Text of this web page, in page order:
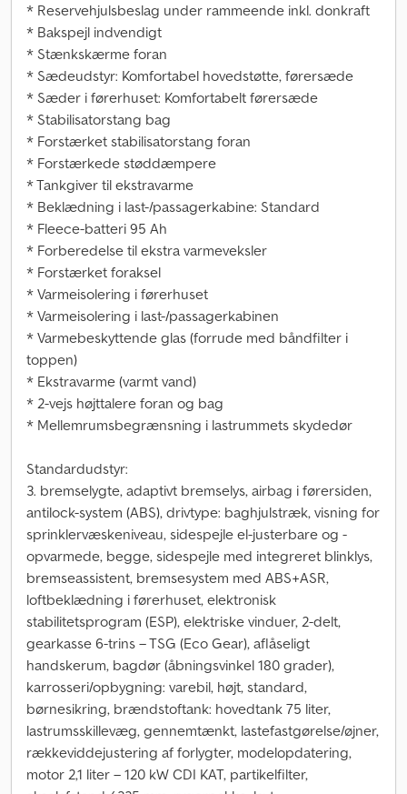
* Reservehjulsbeslag under rammeende inkl. donkraft
* Bakspejl indvendigt
* Stænkskærme foran
* Sædeudstyr: Komfortabel hovedstøtte, førersæde
* Sæder i førerhuset: Komfortabelt førersæde
* Stabilisatorstang bag
* Forstærket stabilisatorstang foran
* Forstærkede støddæmpere
* Tankgiver til ekstravarme
* Beklædning i last-/passagerkabine: Standard
* Fleece-batteri 95 Ah
* Forberedelse til ekstra varmeveksler
* Forstærket foraksel
* Varmeisolering i førerhuset
* Varmeisolering i last-/passagerkabinen
* Varmebeskyttende glas (forrude med båndfilter i
toppen)
* Ekstravarme (varmt vand)
* 2-vejs højttalere foran og bag
* Mellemrumsbegrænsning i lastrummets skydedør
Standardudstyr:
3. bremselygte, adaptivt bremselys, airbag i førersiden,
antilock-system (ABS), drivtype: baghjulstræk, visning for
sprinklervæskeniveau, sidespejle el-justerbare og -
opvarmede, begge, sidespejle med integreret blinklys,
bremseassistent, bremsesystem med ABS+ASR,
loftbeklædning i førerhuset, elektronisk
stabilitetsprogram (ESP), elektriske vinduer, 2-delt,
gearkasse 6-trins – TSG (Eco Gear), aflåseligt
handskerum, bagdør (åbningsvinkel 180 grader),
karrosseri/opbygning: varebil, højt, standard,
børnesikring, brændstoftank: hovedtank 75 liter,
lastrumsskillevæg, gennemtænkt, lastefastgørelse/øjner,
rækkeviddejustering af forlygter, modelopdatering,
motor 2,1 liter – 120 kW CDI KAT, partikelfilter,